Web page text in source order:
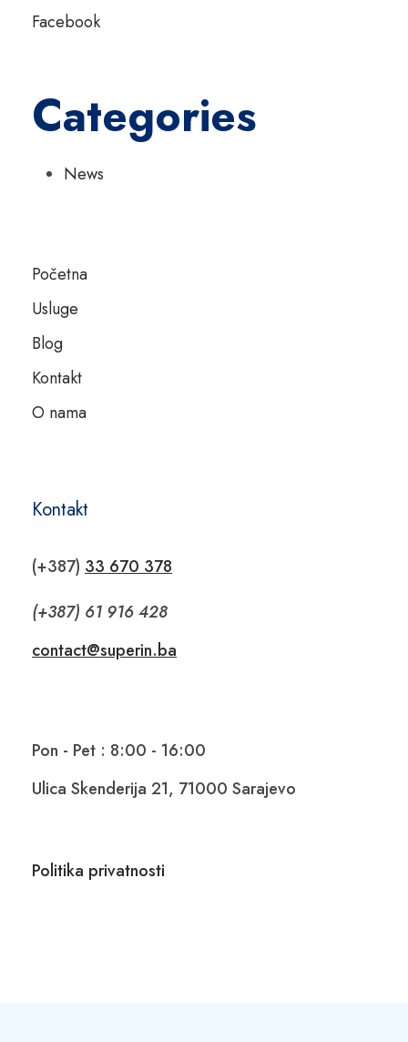
Facebook
Categories
News
Početna
Usluge
Blog
Kontakt
O nama
Kontakt
(+387) 33 670 378
(+387) 61 916 428
contact@superin.ba
Pon - Pet : 8:00 - 16:00
Ulica Skenderija 21, 71000 Sarajevo
Politika privatnosti